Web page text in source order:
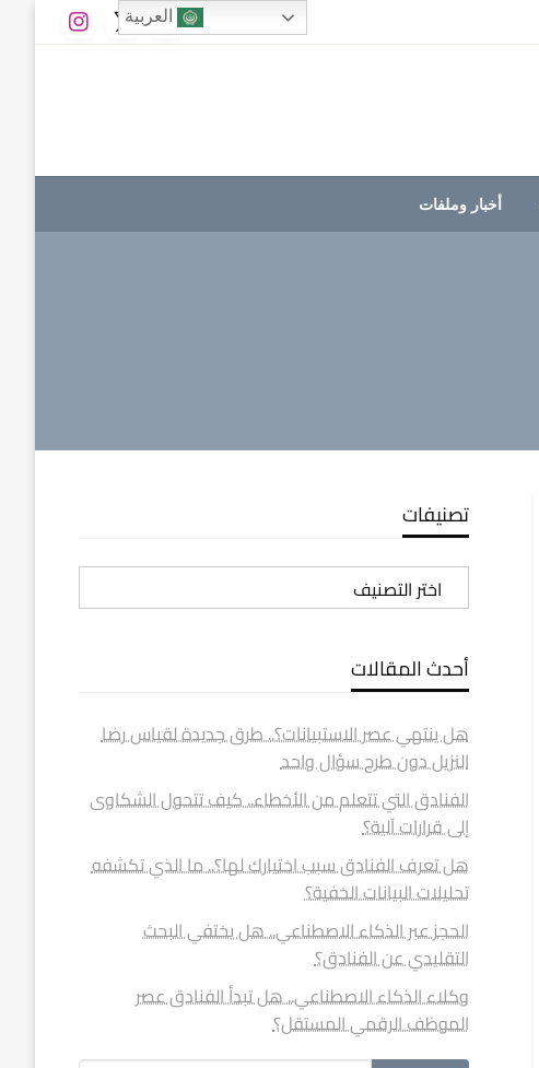
أخبار وملفات
تصنيفات
تصنيفات
أحدث المقالات
هل ينتهي عصر الاستبيانات؟.. طرق جديدة لقياس رضا
النزيل دون طرح سؤال واحد
الفنادق التي تتعلم من الأخطاء.. كيف تتحول الشكاوى
إلى قرارات آلية؟
هل تعرف الفنادق سبب اختيارك لها؟.. ما الذي تكشفه
تحليلات البيانات الخفية؟
الحجز عبر الذكاء الاصطناعي.. هل يختفي البحث
التقليدي عن الفنادق؟
وكلاء الذكاء الاصطناعي.. هل تبدأ الفنادق عصر
الموظف الرقمي المستقل؟
العربية